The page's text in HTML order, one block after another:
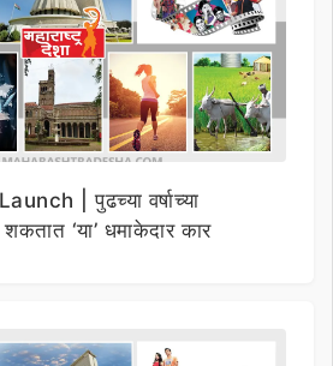
| पुढच्या वर्षाच्या
‘या’ धमाकेदार कार